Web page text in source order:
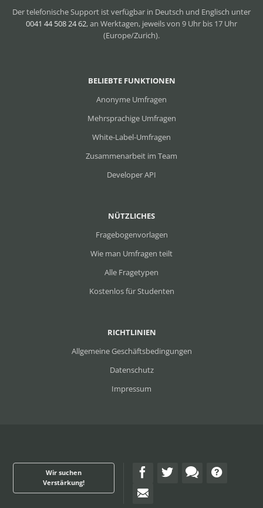
RICHTLINIEN
Allgemeine Geschäftsbedingungen
Datenschutz
Impressum
NÜTZLICHES
Fragebogenvorlagen
Wie man Umfragen teilt
Alle Fragetypen
Kostenlos für Studenten
BELIEBTE FUNKTIONEN
Anonyme Umfragen
Mehrsprachige Umfragen
White-Label-Umfragen
Zusammenarbeit im Team
Developer API
Der telefonische Support ist verfügbar in Deutsch und Englisch unter
0041 44 508 24 62, an Werktagen, jeweils von 9 Uhr bis 17 Uhr
(Europe/Zurich).
Wir suchen
Verstärkung!